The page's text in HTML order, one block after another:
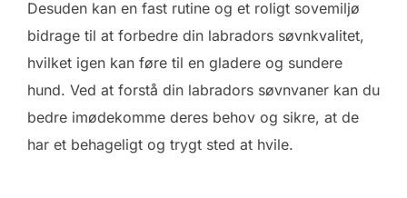
Desuden kan en fast rutine og et roligt sovemiljø
bidrage til at forbedre din labradors søvnkvalitet,
hvilket igen kan føre til en gladere og sundere
hund. Ved at forstå din labradors søvnvaner kan du
bedre imødekomme deres behov og sikre, at de
har et behageligt og trygt sted at hvile.